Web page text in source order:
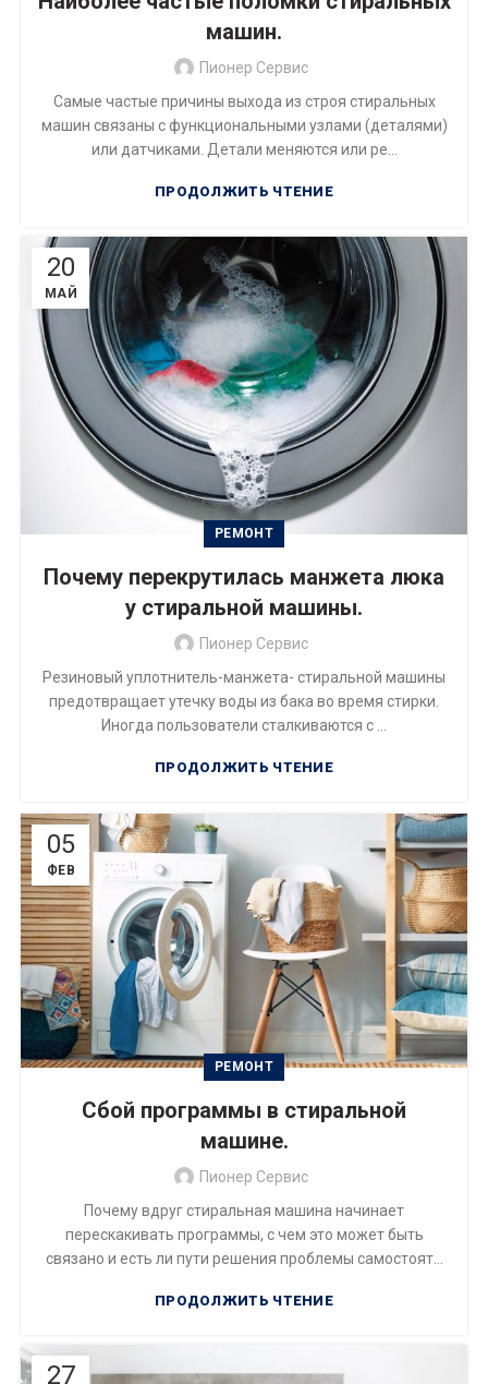
машин.
Пионер Сервис
Самые частые причины выхода из строя стиральных
машин связаны с функциональными узлами (деталями)
или датчиками. Детали меняются или ре...
ПРОДОЛЖИТЬ ЧТЕНИЕ
20
МАЙ
РЕМОНТ
Почему перекрутилась манжета люка
у стиральной машины.
Пионер Сервис
Резиновый уплотнитель-манжета- стиральной машины
предотвращает утечку воды из бака во время стирки.
Иногда пользователи сталкиваются с ...
ПРОДОЛЖИТЬ ЧТЕНИЕ
05
ФЕВ
РЕМОНТ
Сбой программы в стиральной
машине.
Пионер Сервис
Почему вдруг стиральная машина начинает
перескакивать программы, с чем это может быть
связано и есть ли пути решения проблемы самостоят...
ПРОДОЛЖИТЬ ЧТЕНИЕ
27